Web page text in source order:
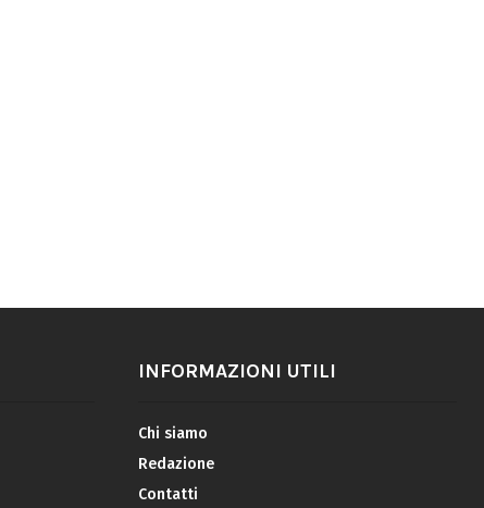
INFORMAZIONI UTILI
Chi siamo
Redazione
Contatti